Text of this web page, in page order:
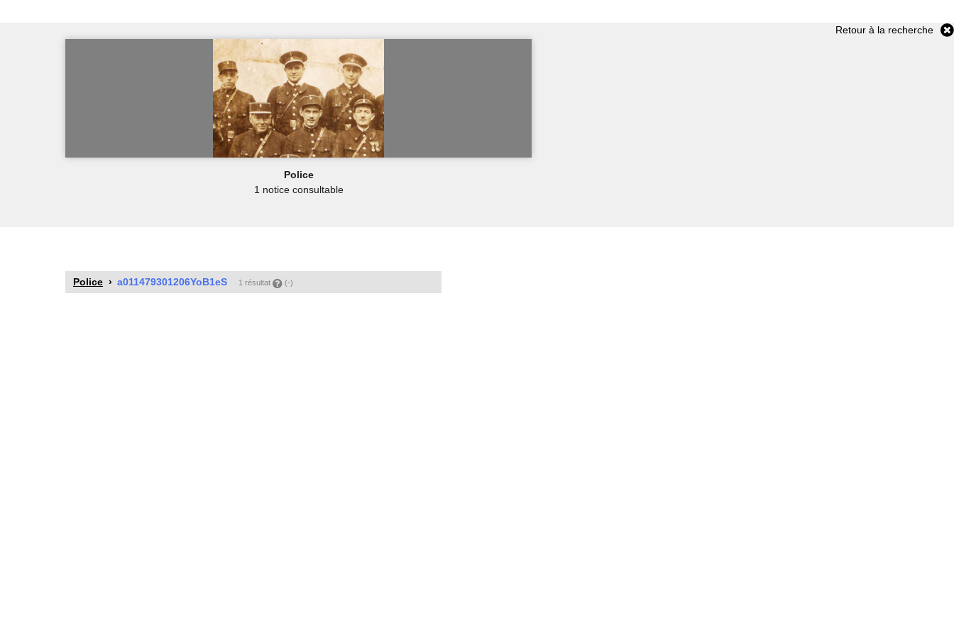
Retour à la recherche
Police
1 notice consultable
Police a011479301206YoB1eS 1 résultat (-)